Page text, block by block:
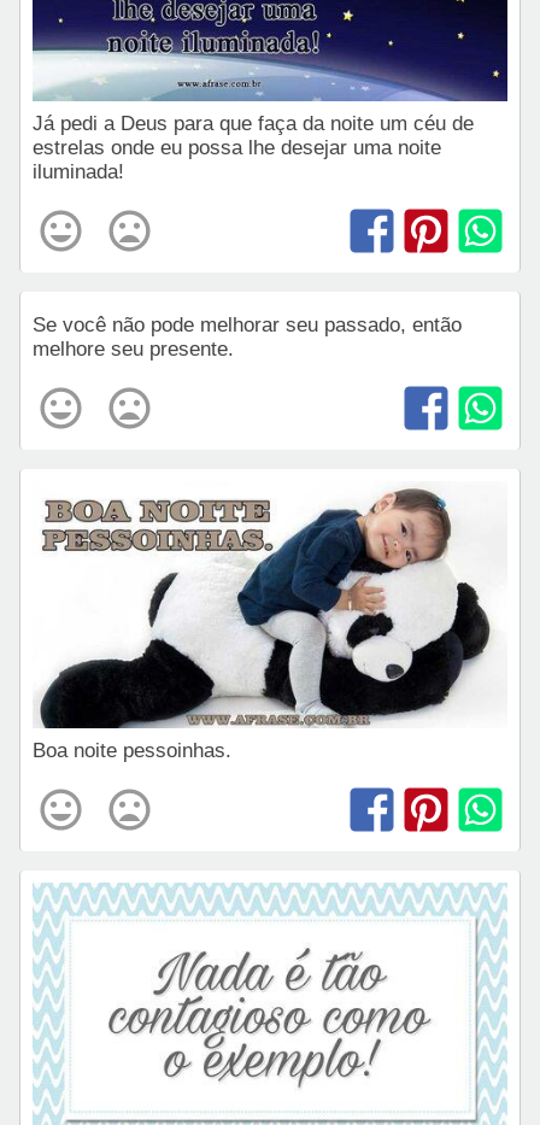
Já pedi a Deus para que faça da noite um céu de
estrelas onde eu possa lhe desejar uma noite
iluminada!
Se você não pode melhorar seu passado, então
melhore seu presente.
Boa noite pessoinhas.